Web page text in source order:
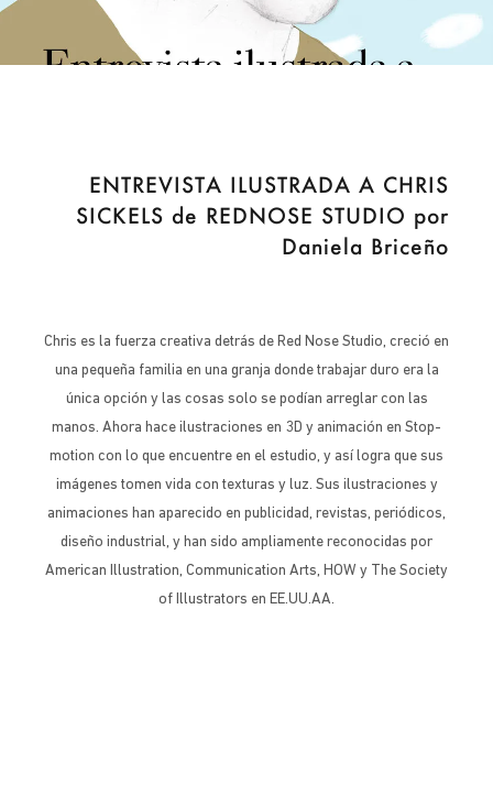
ENTREVISTA ILUSTRADA A CHRIS
SICKELS de REDNOSE STUDIO por
Daniela Briceño
Chris es la fuerza creativa detrás de Red Nose Studio, creció en
una pequeña familia en una granja donde trabajar duro era la
única opción y las cosas solo se podían arreglar con las
manos. Ahora hace ilustraciones en 3D y animación en Stop-
motion con lo que encuentre en el estudio, y así logra que sus
imágenes tomen vida con texturas y luz. Sus ilustraciones y
animaciones han aparecido en publicidad, revistas, periódicos,
diseño industrial, y han sido ampliamente reconocidas por
American Illustration, Communication Arts, HOW y The Society
of Illustrators en EE.UU.AA.